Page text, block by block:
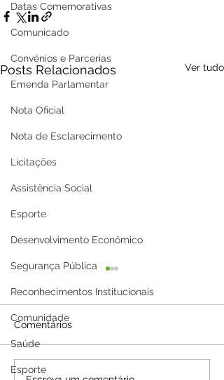
Datas Comemorativas
Comunicado
Convênios e Parcerias
Emenda Parlamentar
Nota Oficial
Nota de Esclarecimento
Licitações
Assistência Social
Esporte
Desenvolvimento Econômico
Segurança Pública
Reconhecimentos Institucionais
Comunidade
Saúde
Esporte
Posts Relacionados Ver tudo
Comentários